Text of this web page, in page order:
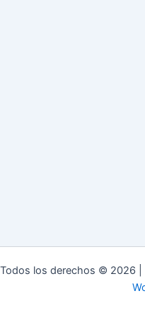
Todos los derechos © 2026 |